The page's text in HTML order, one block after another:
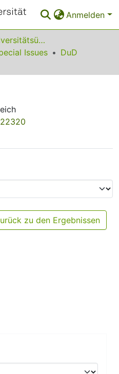
Anmelden
Fach- und Universitätsübergreifendes
Issues
DuD
zu den Ergebnissen